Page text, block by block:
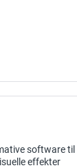
software til
effekter